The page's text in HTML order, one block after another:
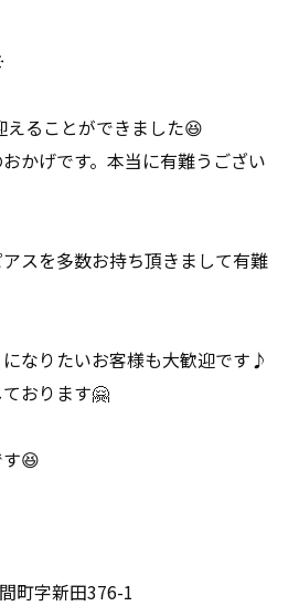
ることができました😆
かげです。本当に有難うござい
スを多数お持ち頂きまして有難
なりたいお客様も大歓迎です♪
おります🤗
😆
町字新田376-1